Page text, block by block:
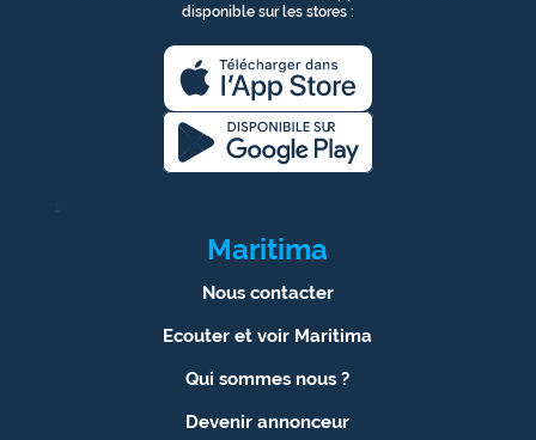
disponible sur les stores :
1
Maritima
Nous contacter
Ecouter et voir Maritima
Qui sommes nous ?
Devenir annonceur